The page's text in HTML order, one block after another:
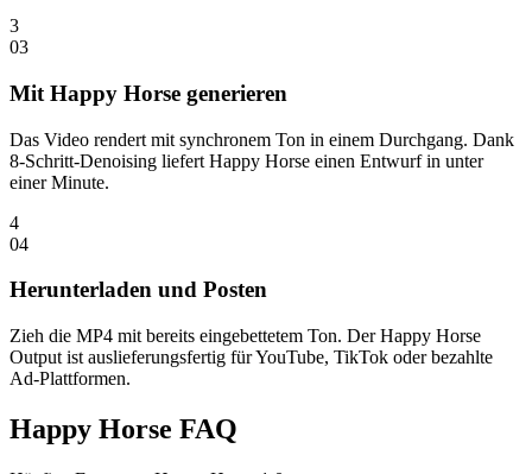
3
03
Mit Happy Horse generieren
Das Video rendert mit synchronem Ton in einem Durchgang. Dank
8-Schritt-Denoising liefert Happy Horse einen Entwurf in unter
einer Minute.
4
04
Herunterladen und Posten
Zieh die MP4 mit bereits eingebettetem Ton. Der Happy Horse
Output ist auslieferungsfertig für YouTube, TikTok oder bezahlte
Ad-Plattformen.
Happy Horse FAQ